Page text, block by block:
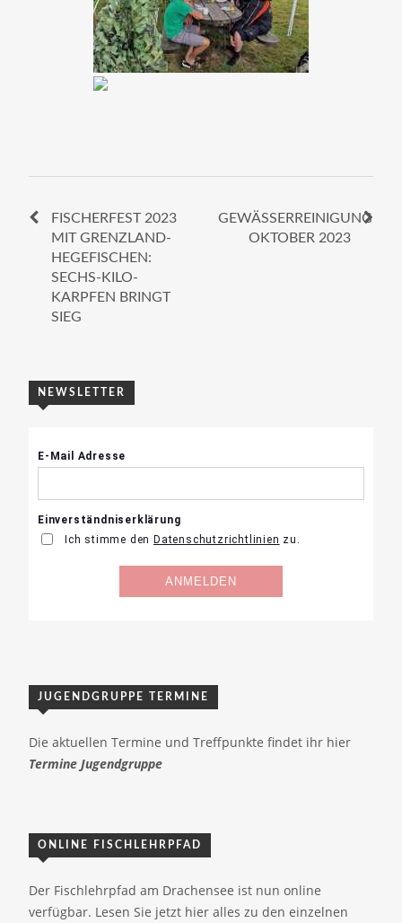
FISCHERFEST 2023
MIT GRENZLAND-
HEGEFISCHEN:
SECHS-KILO-
KARPFEN BRINGT
SIEG
GEWÄSSERREINIGUNG
OKTOBER 2023
NEWSLETTER
JUGENDGRUPPE TERMINE
Die aktuellen Termine und Treffpunkte findet ihr hier
Termine Jugendgruppe
ONLINE FISCHLEHRPFAD
Der Fischlehrpfad am Drachensee ist nun online
verfügbar. Lesen Sie jetzt hier alles zu den einzelnen